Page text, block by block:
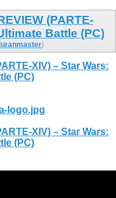
(PARTE-
Battle (PC)
)
XIV) – Star Wars:
(PC)
logo.jpg
XIV) – Star Wars:
(PC)